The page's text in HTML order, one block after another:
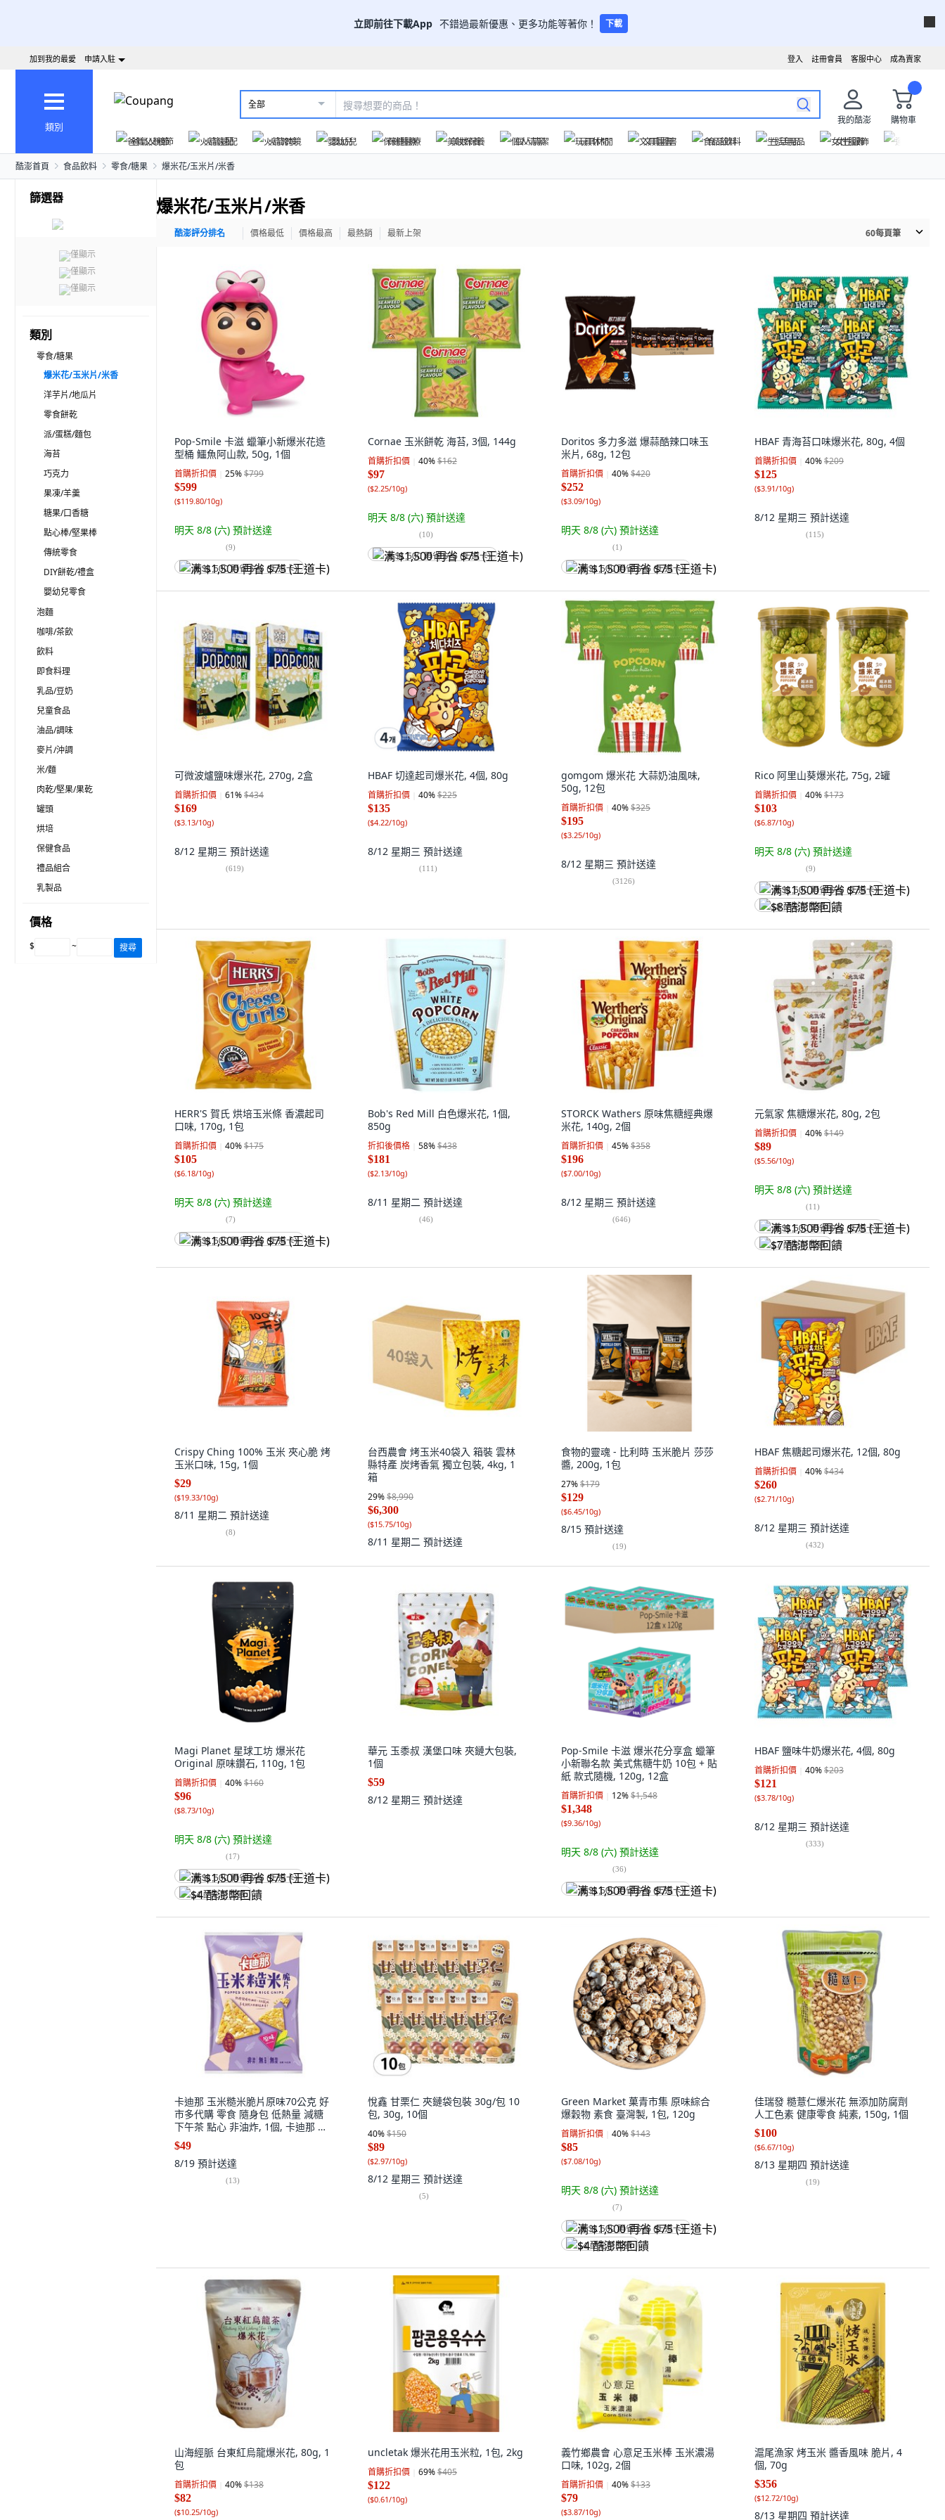
立即前往下載App 不錯過最新優惠、更多功能等著你！ 下載
成為賣家
客服中心
註冊會員
登入
加到我的最愛 申請入駐
類別
全部
我的酷澎
購物車
爸氣父親節
火箭速配 火箭跨境 嬰幼兒 保健醫療 美妝保養 個人清潔 玩具休閒 文具圖書 食品飲料 生活用品 女性服飾
酷澎首頁 食品飲料 零食/糖果 爆米花/玉米片/米香
篩選器
僅顯示
僅顯示
僅顯示
類別
零食/糖果
爆米花/玉米片/米香
洋芋片/地瓜片
零食餅乾
派/蛋糕/麵包
海苔
巧克力
果凍/羊羹
糖果/口香糖
點心棒/堅果棒
傳統零食
DIY餅乾/禮盒
嬰幼兒零食
泡麵
咖啡/茶飲
飲料
即食料理
乳品/豆奶
兒童食品
油品/調味
麥片/沖調
米/麵
肉乾/堅果/果乾
罐頭
烘培
保健食品
禮品組合
乳製品
價格
$ ~ 搜尋
爆米花/玉米片/米香
酷澎評分排名 價格最低 價格最高 最熱銷 最新上架 60每頁筆
Pop-Smile 卡滋 蠟筆小新爆米花造
型桶 鱷魚阿山款, 50g, 1個
首購折扣價 25%$799
$599
($119.80/10g)
明天 8/8 (六) 預計送達
(9)
满 $1,500 再省 $75 (王道卡)
Cornae 玉米餅乾 海苔, 3個, 144g
首購折扣價 40%$162
$97
($2.25/10g)
明天 8/8 (六) 預計送達
(10)
满 $1,500 再省 $75 (王道卡)
Doritos 多力多滋 爆蒜酷辣口味玉
米片, 68g, 12包
首購折扣價 40%$420
$252
($3.09/10g)
明天 8/8 (六) 預計送達
(1)
满 $1,500 再省 $75 (王道卡)
HBAF 青海苔口味爆米花, 80g, 4個
首購折扣價 40%$209
$125
($3.91/10g)
8/12 星期三 預計送達
(115)
可微波爐鹽味爆米花, 270g, 2盒
首購折扣價 61%$434
$169
($3.13/10g)
8/12 星期三 預計送達
(619)
HBAF 切達起司爆米花, 4個, 80g
首購折扣價 40%$225
$135
($4.22/10g)
8/12 星期三 預計送達
(111)
gomgom 爆米花 大蒜奶油風味,
50g, 12包
首購折扣價 40%$325
$195
($3.25/10g)
8/12 星期三 預計送達
(3126)
Rico 阿里山葵爆米花, 75g, 2罐
首購折扣價 40%$173
$103
($6.87/10g)
明天 8/8 (六) 預計送達
(9)
满 $1,500 再省 $75 (王道卡)
$8 酷澎幣回饋
HERR'S 賀氏 烘培玉米條 香濃起司
口味, 170g, 1包
首購折扣價 40%$175
$105
($6.18/10g)
明天 8/8 (六) 預計送達
(7)
满 $1,500 再省 $75 (王道卡)
Bob's Red Mill 白色爆米花, 1個,
850g
折扣後價格 58%$438
$181
($2.13/10g)
8/11 星期二 預計送達
(46)
STORCK Wathers 原味焦糖經典爆
米花, 140g, 2個
首購折扣價 45%$358
$196
($7.00/10g)
8/12 星期三 預計送達
(646)
元氣家 焦糖爆米花, 80g, 2包
首購折扣價 40%$149
$89
($5.56/10g)
明天 8/8 (六) 預計送達
(11)
满 $1,500 再省 $75 (王道卡)
$7 酷澎幣回饋
Crispy Ching 100% 玉米 夾心脆 烤
玉米口味, 15g, 1個
$29
($19.33/10g)
8/11 星期二 預計送達
(8)
台西農會 烤玉米40袋入 箱裝 雲林
縣特產 炭烤香氣 獨立包裝, 4kg, 1
箱
29%$8,990
$6,300
($15.75/10g)
8/11 星期二 預計送達
食物的靈魂 - 比利時 玉米脆片 莎莎
醬, 200g, 1包
27%$179
$129
($6.45/10g)
8/15 預計送達
(19)
HBAF 焦糖起司爆米花, 12個, 80g
首購折扣價 40%$434
$260
($2.71/10g)
8/12 星期三 預計送達
(432)
Magi Planet 星球工坊 爆米花
Original 原味鑽石, 110g, 1包
首購折扣價 40%$160
$96
($8.73/10g)
明天 8/8 (六) 預計送達
(17)
满 $1,500 再省 $75 (王道卡)
$4 酷澎幣回饋
華元 玉黍叔 漢堡口味 夾鏈大包裝,
1個
$59
8/12 星期三 預計送達
Pop-Smile 卡滋 爆米花分享盒 蠟筆
小新聯名款 美式焦糖牛奶 10包 + 貼
紙 款式隨機, 120g, 12盒
首購折扣價 12%$1,548
$1,348
($9.36/10g)
明天 8/8 (六) 預計送達
(36)
满 $1,500 再省 $75 (王道卡)
HBAF 鹽味牛奶爆米花, 4個, 80g
首購折扣價 40%$203
$121
($3.78/10g)
8/12 星期三 預計送達
(333)
卡迪那 玉米糙米脆片原味70公克 好
市多代購 零食 隨身包 低熱量 減糖
下午茶 點心 非油炸, 1個, 卡迪那 玉
米糙米脆片70公克(1包)
$49
8/19 預計送達
(13)
悅鑫 甘栗仁 夾鏈袋包裝 30g/包 10
包, 30g, 10個
40%$150
$89
($2.97/10g)
8/12 星期三 預計送達
(5)
Green Market 菓青市集 原味綜合
爆穀物 素食 臺灣製, 1包, 120g
首購折扣價 40%$143
$85
($7.08/10g)
明天 8/8 (六) 預計送達
(7)
满 $1,500 再省 $75 (王道卡)
$4 酷澎幣回饋
佳瑞發 糙薏仁爆米花 無添加防腐劑
人工色素 健康零食 純素, 150g, 1個
$100
($6.67/10g)
8/13 星期四 預計送達
(19)
山海經脈 台東紅烏龍爆米花, 80g, 1
包
首購折扣價 40%$138
$82
($10.25/10g)
uncletak 爆米花用玉米粒, 1包, 2kg
首購折扣價 69%$405
$122
($0.61/10g)
義竹鄉農會 心意足玉米棒 玉米濃湯
口味, 102g, 2個
首購折扣價 40%$133
$79
($3.87/10g)
滬尾漁家 烤玉米 醬香風味 脆片, 4
個, 70g
$356
($12.72/10g)
8/13 星期四 預計送達